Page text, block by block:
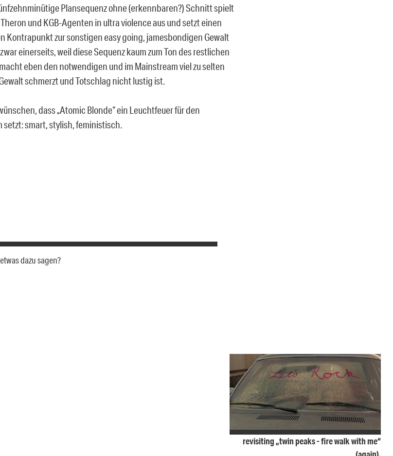
Plansequenz ohne (erkennbaren?) Schnitt spielt
und KGB-Agenten in ultra violence aus und setzt einen
Kontrapunkt zur sonstigen easy going, jamesbondigen Gewalt
einerseits, weil diese Sequenz kaum zum Ton des restlichen
eben den notwendigen und im Mainstream viel zu selten
schmerzt und Totschlag nicht lustig ist.
dass „Atomic Blonde“ ein Leuchtfeuer für den
smart, stylish, feministisch.
dazu sagen?
revisiting „twin peaks - fire walk with me“